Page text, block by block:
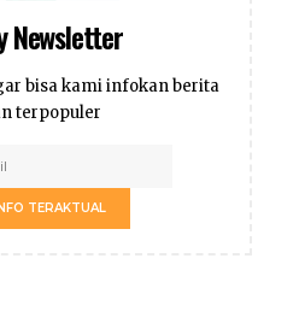
Newsletter
bisa kami infokan berita
terpopuler
TERAKTUAL